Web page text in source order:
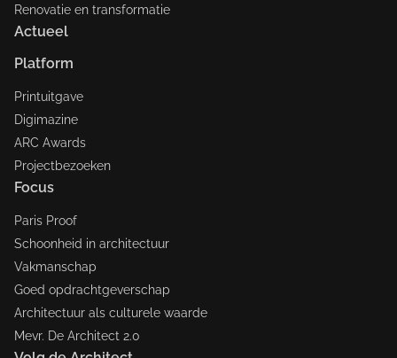
Renovatie en transformatie
Actueel
Platform
Printuitgave
Digimazine
ARC Awards
Projectbezoeken
Focus
Paris Proof
Schoonheid in architectuur
Vakmanschap
Goed opdrachtgeverschap
Architectuur als culturele waarde
Mevr. De Architect 2.0